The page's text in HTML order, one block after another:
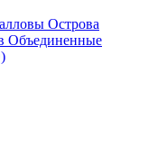
Острова
Объединенные